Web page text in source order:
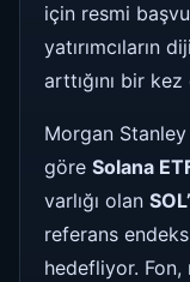
için resmi
yatırımcıların
arttığını bir
Morgan
göre Solana
varlığı olan
referans
hedefliyor.